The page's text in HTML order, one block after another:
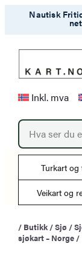
Nautisk
Inkl. mva
P
o
d
t
r
c
Turkart
Veikart og
/ Butikk /Sjø /
sjøkart – Norge /